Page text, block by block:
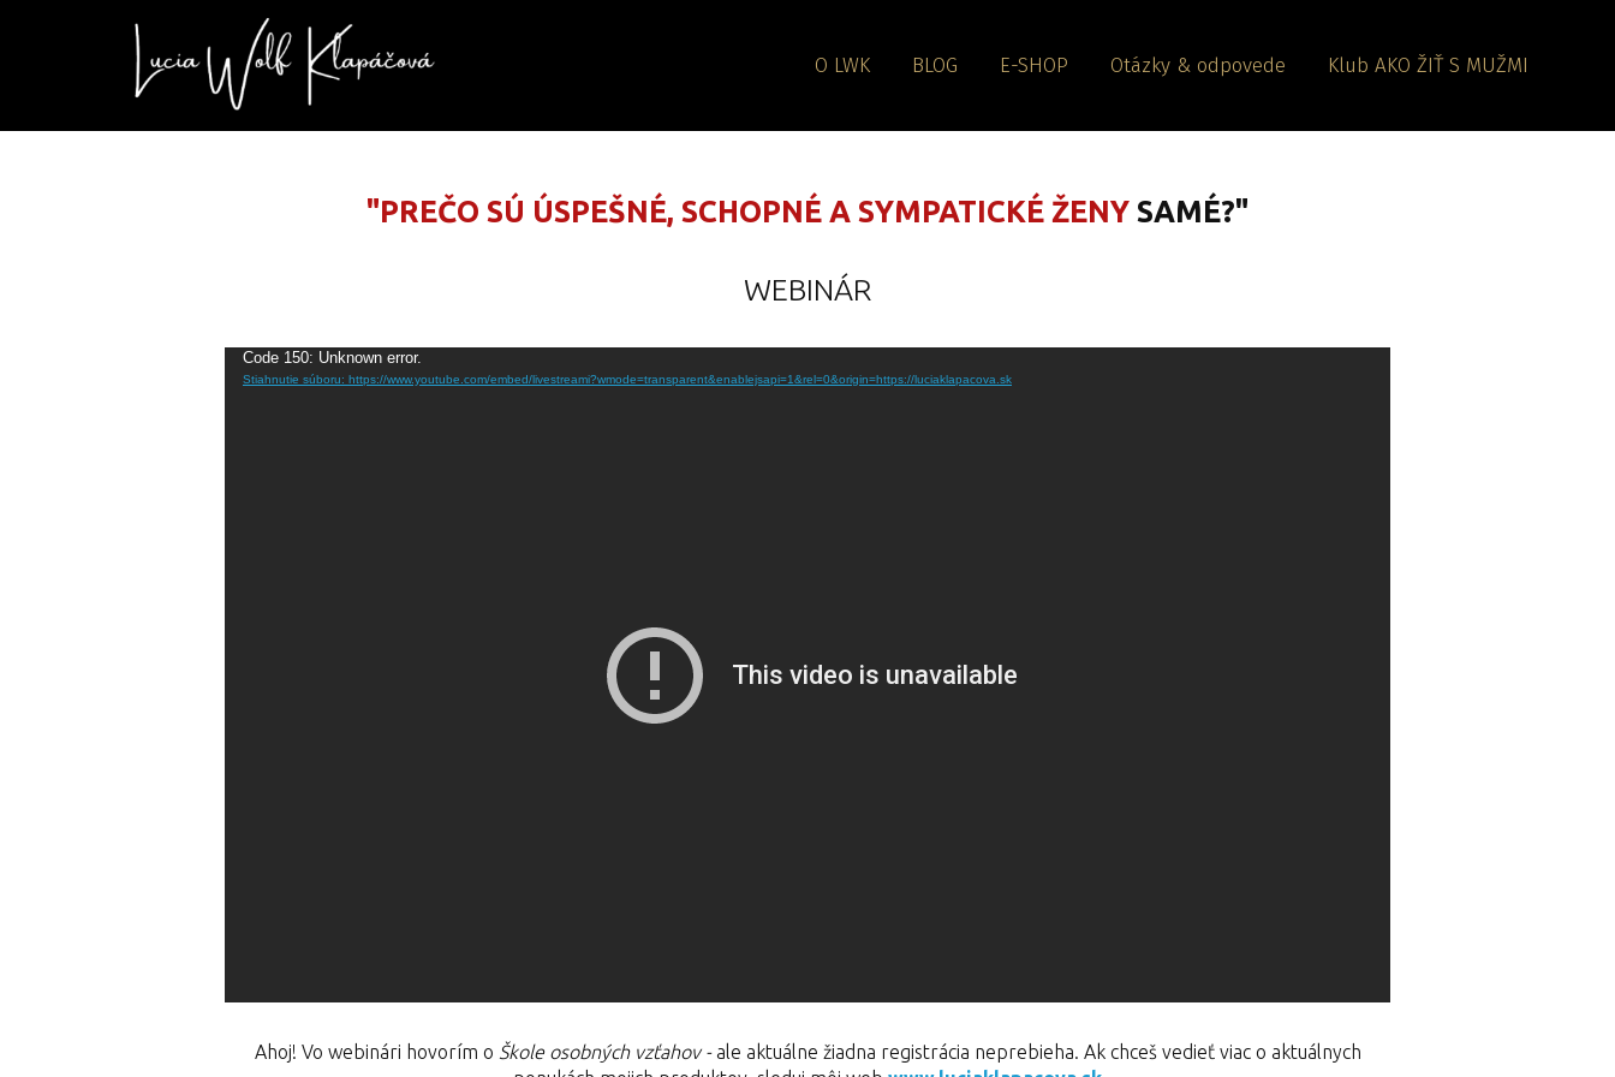
O LWK BLOG E-SHOP Otázky & odpovede Klub AKO ŽIŤ S MUŽMI
"PREČO SÚ ÚSPEŠNÉ, SCHOPNÉ A SYMPATICKÉ ŽENY SAMÉ?"
WEBINÁR
Video
prehrávač
Code 150: Unknown error.
Stiahnutie súboru: https://www.youtube.com/embed/livestreami?wmode=transparent&enablejsapi=1&rel=0&origin=https://luciaklapacova.sk
Ahoj! Vo webinári hovorím o Škole osobných vzťahov -ale aktuálne žiadna registrácia neprebieha. Ak chceš vedieť viac o aktuálnych